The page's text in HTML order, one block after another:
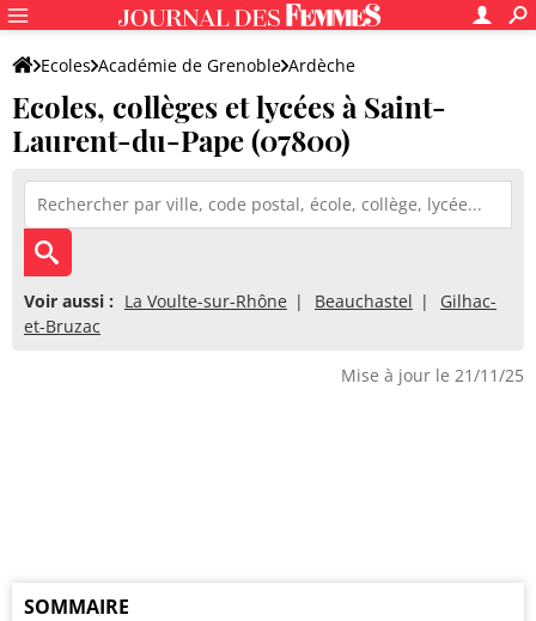
Ecoles Académie de Grenoble Ardèche
Ecoles, collèges et lycées à Saint-
Laurent-du-Pape (07800)
Voir aussi : La Voulte-sur-Rhône Beauchastel
Gilhac-
et-Bruzac
Mise à jour le 21/11/25
SOMMAIRE